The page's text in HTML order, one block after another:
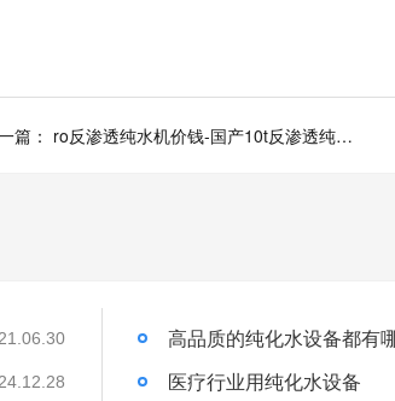
篇： ro反渗透纯水机价钱-国产10t反渗透纯化水设备
高品质的纯化水设备都有
医疗行业用纯化水设备